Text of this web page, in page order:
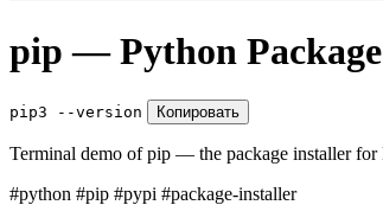
pip — Python
pip3 --version Копировать
Terminal demo of pip — the package installer for
#python #pip #pypi #package-installer